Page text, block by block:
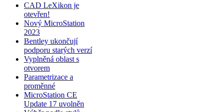
CAD LeXikon je
otevřen!
Nový MicroStation
2023
Bentley ukončují
podporu starých verzí
Vyplněná oblast s
otvorem
Parametrizace a
proměnné
MicroStation CE
Update 17 uvolněn